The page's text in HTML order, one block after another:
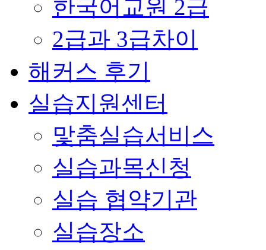
한국어교원 2급
2급과 3급차이
해커스 후기
실습지원센터
맟춤실습서비스
실습과목신청
실습 협약기관
실습장소